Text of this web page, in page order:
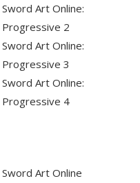
Sword Art Online:
Progressive 2
Sword Art Online:
Progressive 3
Sword Art Online:
Progressive 4
Sword Art Online